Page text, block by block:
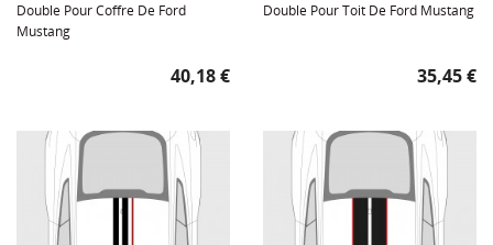
Double Pour Coffre De Ford
Mustang
Prix
40,18 €
Double Pour Toit De Ford Mustang
Prix
35,45 €